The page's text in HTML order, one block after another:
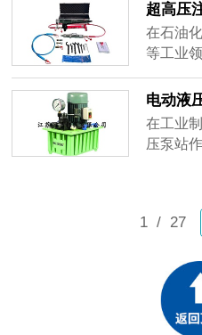
求。产
通过精
定性,有
患。
超高压
在石油
等工业
密封脂
往往因
失而无
电动液
机具的
在工业
压泵站
泵产品
品可靠
1 / 27